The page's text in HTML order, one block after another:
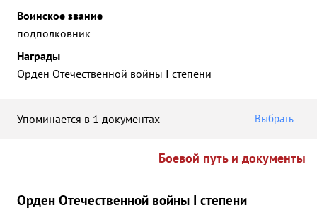
Воинское звание
подполковник
Награды
Орден Отечественной войны I степени
Упоминается в 1 документах Выбрать
Боевой путь и документы
Орден Отечественной войны I степени